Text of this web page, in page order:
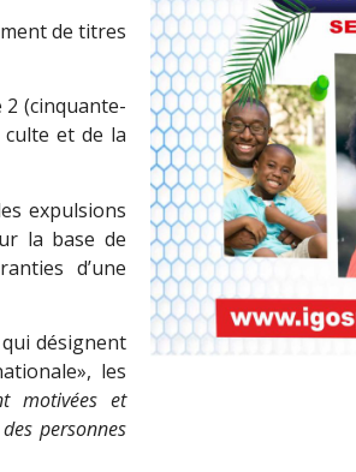
de titres
(cinquante-
et de la
expulsions
la base de
d’une
désignent
les
motivées et
personnes